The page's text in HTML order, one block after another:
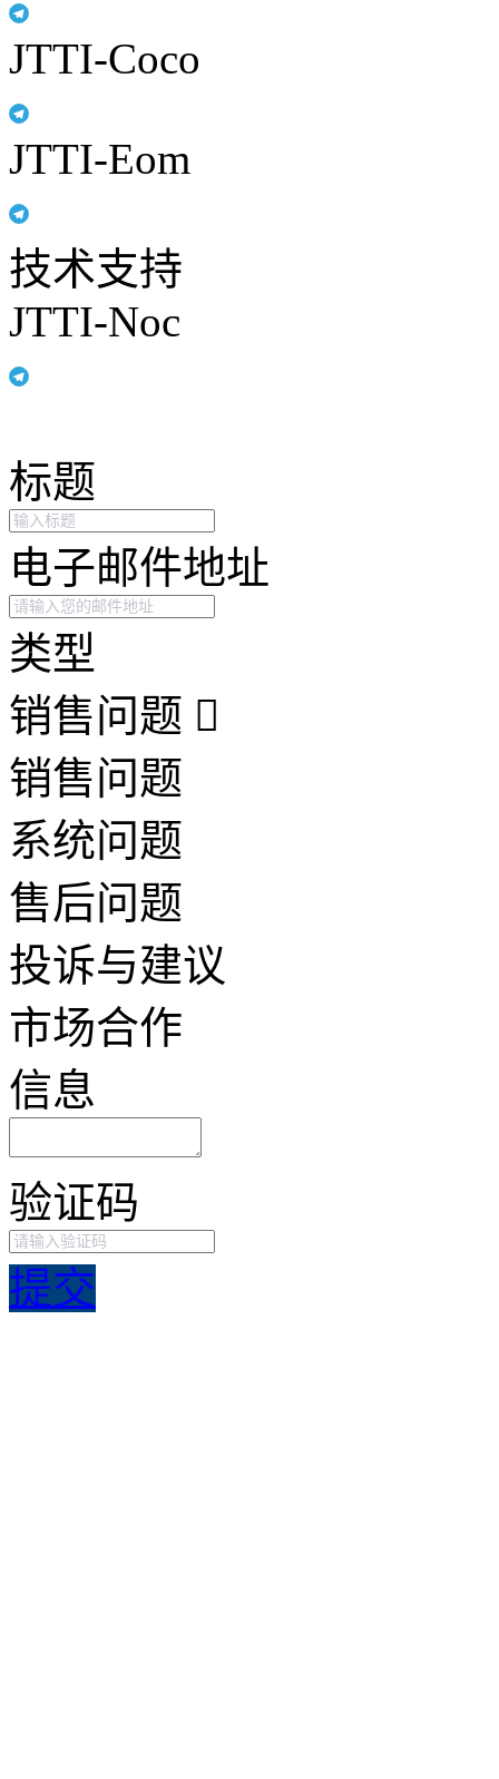
JTTI-Coco
JTTI-Eom
技术支持
JTTI-Noc
标题
电子邮件地址
类型
销售问题
销售问题
系统问题
售后问题
投诉与建议
市场合作
信息
验证码
提交